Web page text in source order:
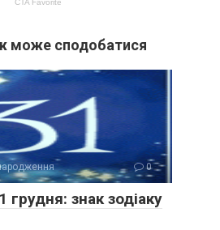
може сподобатися
0
грудня: знак зодіаку